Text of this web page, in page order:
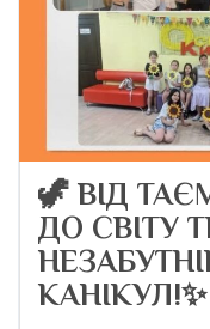
🦖 ВІД
ДО СВІТУ
КАНІКУЛ!✨